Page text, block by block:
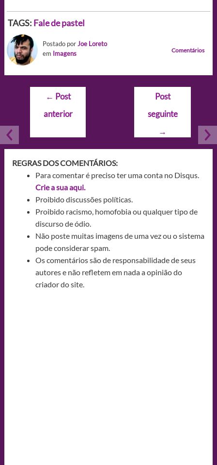
TAGS: Fale de pastel
Postado porJoe Loreto
em Imagens Comentários
Navegação
Post
← Post
anterior
Post
seguinte
→
REGRAS DOS COMENTÁRIOS:
Para comentar é preciso ter uma conta no Disqus.
Crie a sua aqui.
Proibido discussões políticas.
Proibido racismo, homofobia ou qualquer tipo de
discurso de ódio.
Não poste muitas imagens de uma vez ou o sistema
pode considerar spam.
Os comentários são de responsabilidade de seus
autores e não refletem em nada a opinião do
criador do site.